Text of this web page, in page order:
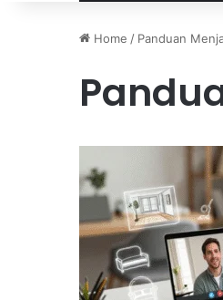
Home / Panduan